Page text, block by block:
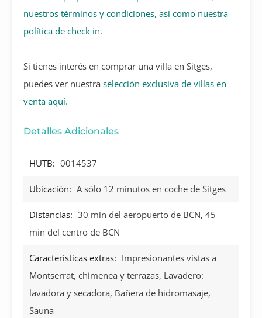
nuestros términos y condiciones, así como nuestra
política de check in.
Si tienes interés en comprar una villa en Sitges,
puedes ver nuestra selección exclusiva de villas en
venta aquí.
Detalles Adicionales
HUTB: 0014537
Ubicación: A sólo 12 minutos en coche de Sitges
Distancias: 30 min del aeropuerto de BCN, 45
min del centro de BCN
Características extras: Impresionantes vistas a
Montserrat, chimenea y terrazas, Lavadero:
lavadora y secadora, Bañera de hidromasaje,
Sauna